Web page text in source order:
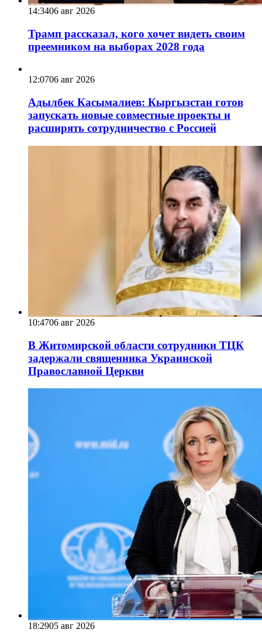
14:3406 авг 2026
Трамп рассказал, кого хочет видеть своим
преемником на выборах 2028 года
12:0706 авг 2026
Адылбек Касымалиев: Кыргызстан готов
запускать новые совместные проекты и
расширять сотрудничество с Россией
10:4706 авг 2026
В Житомирской области сотрудники ТЦК
задержали священника Украинской
Православной Церкви
18:2905 авг 2026